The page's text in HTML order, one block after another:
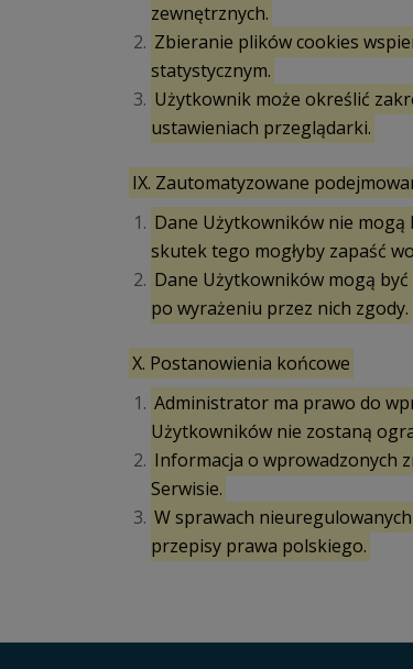
zewnętrznych.
Zbieranie plików cookies
statystycznym.
Użytkownik może określić
ustawieniach przeglądarki.
IX. Zautomatyzowane
Dane Użytkowników nie
skutek tego mogłyby zapaść
Dane Użytkowników mogą
po wyrażeniu przez nich zgody.
X. Postanowienia końcowe
Administrator ma prawo do
Użytkowników nie zostaną
Informacja o wprowadzonych
Serwisie.
W sprawach
przepisy prawa polskiego.